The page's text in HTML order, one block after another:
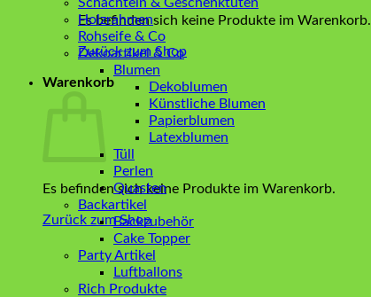
Es befinden sich keine Produkte im Warenkorb.
Zurück zum Shop
Warenkorb
Es befinden sich keine Produkte im Warenkorb.
Zurück zum Shop
Holzrahmen
Rohseife & Co
Dekoartikel & Co
Blumen
Dekoblumen
Künstliche Blumen
Papierblumen
Latexblumen
Tüll
Perlen
Quasten
Backartikel
Backzubehör
Cake Topper
Party Artikel
Luftballons
Rich Produkte